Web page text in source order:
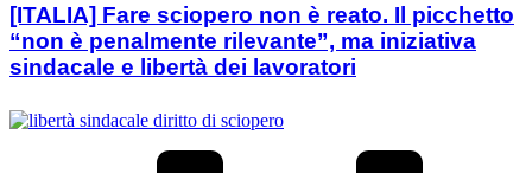
[ITALIA] Fare sciopero non è reato. Il picchetto
“non è penalmente rilevante”, ma iniziativa
sindacale e libertà dei lavoratori